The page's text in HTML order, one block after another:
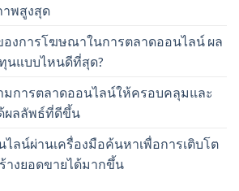
พสูงสุด
การโฆษณาในการตลาดออนไลน์ ผล
นแบบไหนดีที่สุด?
มการตลาดออนไลน์ให้ครอบคลุมและ
ผลลัพธ์ที่ดีขึ้น
ลน์ผ่านเครื่องมือค้นหาเพื่อการเติบโต
างยอดขายได้มากขึ้น